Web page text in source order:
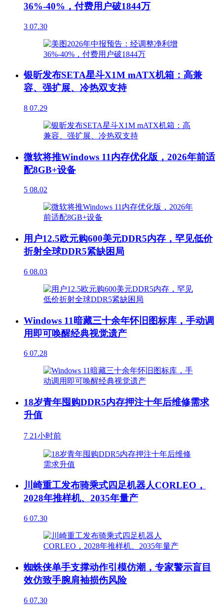
36%-40%，付费用户破1844万
3 07.30
银昕发布SETA星斗X1M mATX机箱：高兼
容、强扩展、冷热双支持
8 07.29
微软将推Windows 11内存优化版，2026年前适
配8GB+设备
5 08.02
用户12.5欧元购600美元DDR5内存，罕见低价
折射全球DDR5紧缺困局
6 08.03
Windows 11暗藏三十余年怀旧图标库，手动调
用即可唤醒经典视觉遗产
6 07.28
18岁青年囤购DDR5内存押注十年后维修需求
升值
7 21小时前
川崎重工发布骑乘式四足机器人CORLEO，
2028年推样机、2035年量产
6 07.30
蜘蛛侠单手支撑动作引模仿潮，专家警示盲目
效仿致手腕肩袖损伤风险
6 07.30